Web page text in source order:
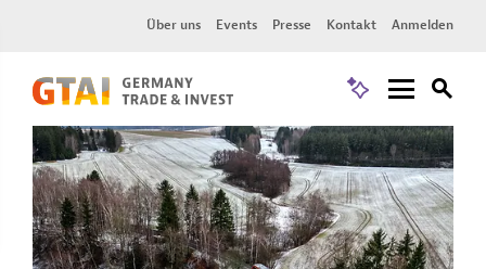
Über uns Events Presse Kontakt Anmelden